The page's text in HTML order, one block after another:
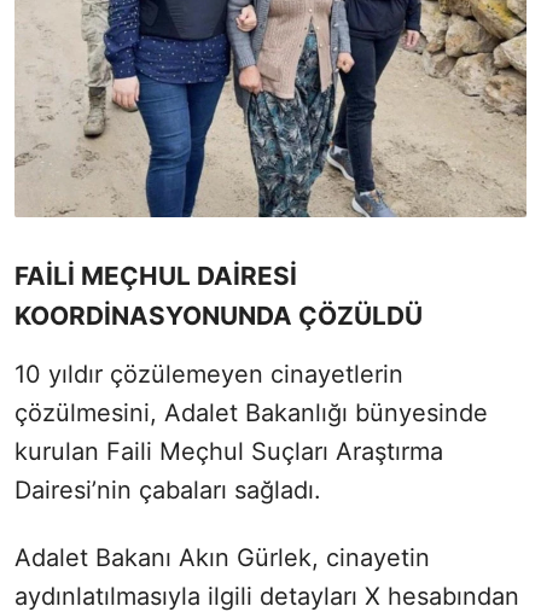
FAİLİ MEÇHUL DAİRESİ
KOORDİNASYONUNDA ÇÖZÜLDÜ
10 yıldır çözülemeyen cinayetlerin
çözülmesini, Adalet Bakanlığı bünyesinde
kurulan Faili Meçhul Suçları Araştırma
Dairesi’nin çabaları sağladı.
Adalet Bakanı Akın Gürlek, cinayetin
aydınlatılmasıyla ilgili detayları X hesabından